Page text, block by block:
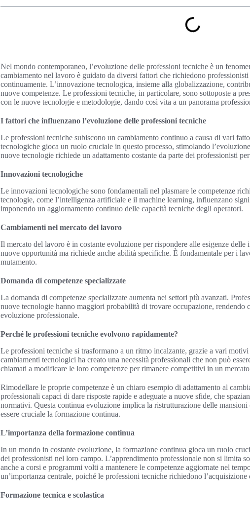
Nel mondo contemporaneo, l’evoluzione delle professioni tecniche è un
cambiamento nel lavoro è guidato da diversi fattori che richiedono
continuamente. L’innovazione tecnologica, insieme alla globalizzazione,
nuove competenze. Le professioni tecniche, in particolare, sono sottoposte a
con le nuove tecnologie e metodologie, dando così vita a un panorama
I fattori che influenzano l’evoluzione delle professioni tecniche
Le professioni tecniche subiscono un cambiamento continuo a causa di vari
tecnologiche gioca un ruolo cruciale in questo processo, stimolando
nuove tecnologie richiede un adattamento costante da parte dei professionisti
Innovazioni tecnologiche
Le innovazioni tecnologiche sono fondamentali nel plasmare le competenze
tecnologie, come l’intelligenza artificiale e il machine learning, influenzano
imponendo un aggiornamento continuo delle capacità tecniche degli operatori.
Cambiamenti nel mercato del lavoro
Il mercato del lavoro è in costante evoluzione per rispondere alle esigenze delle
nuove opportunità ma richiede anche abilità specifiche. È fondamentale per i
mutamento.
Domanda di competenze specializzate
La domanda di competenze specializzate aumenta nei settori più avanzati.
nuove tecnologie hanno maggiori probabilità di trovare occupazione, rendendo
evoluzione professionale.
Perché le professioni tecniche evolvono rapidamente?
Le professioni tecniche si trasformano a un ritmo incalzante, grazie a vari
cambiamenti tecnologici ha creato una necessità professionali che non può
chiamati a modificare le loro competenze per rimanere competitivi in un
Rimodellare le proprie competenze è un chiaro esempio di adattamento al
professionali capaci di dare risposte rapide e adeguate a nuove sfide, che
normativi. Questa continua evoluzione implica la ristrutturazione delle mansioni
essere cruciale la formazione continua.
L’importanza della formazione continua
In un mondo in costante evoluzione, la formazione continua gioca un ruolo
dei professionisti nel loro campo. L’apprendimento professionale non si limita
anche a corsi e programmi volti a mantenere le competenze aggiornate nel
un’importanza centrale, poiché le professioni tecniche richiedono
Formazione tecnica e scolastica